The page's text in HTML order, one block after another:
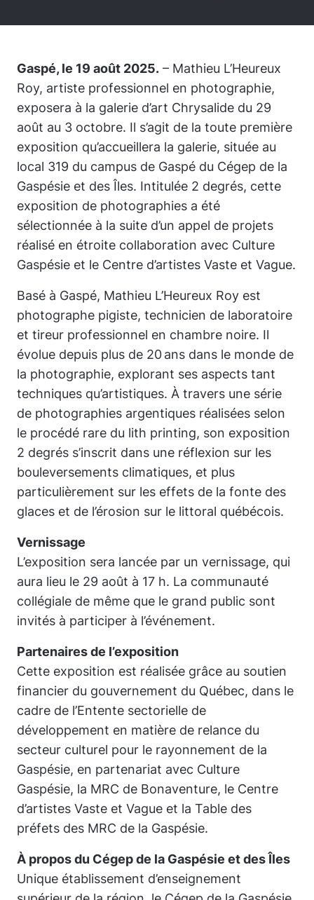
Gaspé, le 19 août 2025. – Mathieu L’Heureux
Roy, artiste professionnel en photographie,
exposera à la galerie d’art Chrysalide du 29
août au 3 octobre. Il s’agit de la toute première
exposition qu’accueillera la galerie, située au
local 319 du campus de Gaspé du Cégep de la
Gaspésie et des Îles. Intitulée 2 degrés, cette
exposition de photographies a été
sélectionnée à la suite d’un appel de projets
réalisé en étroite collaboration avec Culture
Gaspésie et le Centre d’artistes Vaste et Vague.
Basé à Gaspé, Mathieu L’Heureux Roy est
photographe pigiste, technicien de laboratoire
et tireur professionnel en chambre noire. Il
évolue depuis plus de 20 ans dans le monde de
la photographie, explorant ses aspects tant
techniques qu’artistiques. À travers une série
de photographies argentiques réalisées selon
le procédé rare du lith printing, son exposition
2 degrés s’inscrit dans une réflexion sur les
bouleversements climatiques, et plus
particulièrement sur les effets de la fonte des
glaces et de l’érosion sur le littoral québécois.
Vernissage
L’exposition sera lancée par un vernissage, qui
aura lieu le 29 août à 17 h. La communauté
collégiale de même que le grand public sont
invités à participer à l’événement.
Partenaires de l’exposition
Cette exposition est réalisée grâce au soutien
financier du gouvernement du Québec, dans le
cadre de l’Entente sectorielle de
développement en matière de relance du
secteur culturel pour le rayonnement de la
Gaspésie, en partenariat avec Culture
Gaspésie, la MRC de Bonaventure, le Centre
d’artistes Vaste et Vague et la Table des
préfets des MRC de la Gaspésie.
À propos du Cégep de la Gaspésie et des Îles
Unique établissement d’enseignement